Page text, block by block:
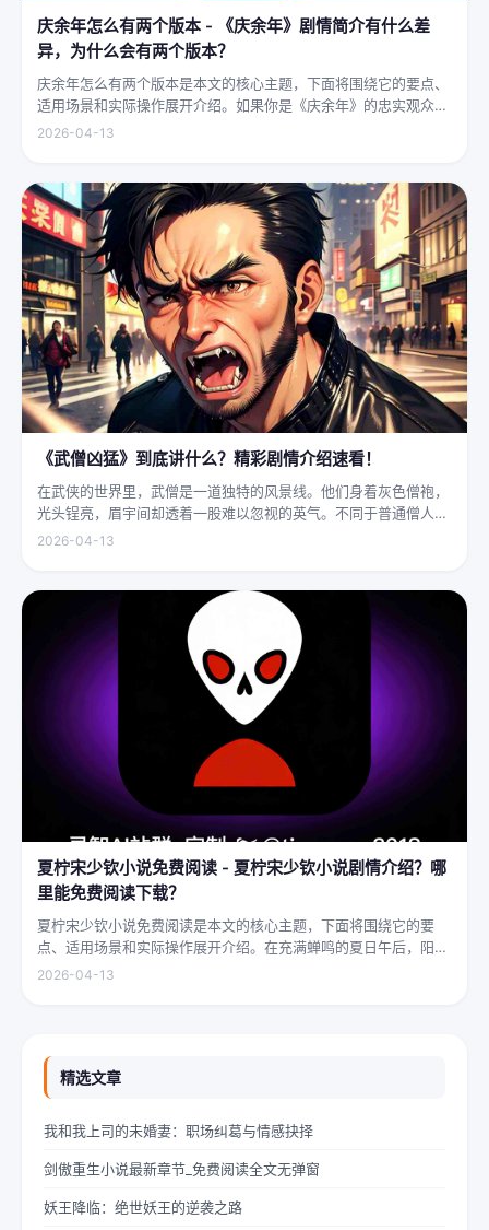
庆余年怎么有两个版本 - 《庆余年》剧情简介有什么差
异，为什么会有两个版本？
庆余年怎么有两个版本是本文的核心主题，下面将围绕它的要点、
适用场景和实际操作展开介绍。如果你是《庆余年》的忠实观众，
可能会发现这部剧在不同视频平台上呈现出两个略有差异的版本，
2026-04-13
《武僧凶猛》到底讲什么？精彩剧情介绍速看！
在武侠的世界里，武僧是一道独特的风景线。他们身着灰色僧袍，
光头锃亮，眉宇间却透着一股难以忽视的英气。不同于普通僧人的
慈眉善目，武僧的眼神中常常闪烁着锐利的光，仿佛能洞穿一切虚
2026-04-13
夏柠宋少钦小说免费阅读 - 夏柠宋少钦小说剧情介绍？哪
里能免费阅读下载？
夏柠宋少钦小说免费阅读是本文的核心主题，下面将围绕它的要
点、适用场景和实际操作展开介绍。在充满蝉鸣的夏日午后，阳光
透过梧桐树叶的缝隙，洒在少女夏柠的肩头。她坐在旧书摊旁，手
2026-04-13
精选文章
我和我上司的未婚妻：职场纠葛与情感抉择
剑傲重生小说最新章节_免费阅读全文无弹窗
妖王降临：绝世妖王的逆袭之路